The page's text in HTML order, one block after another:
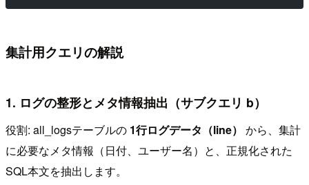
集計用クエリの解説
1. ログの整形とメタ情報抽出（サブクエリ b）
役割: all_logsテーブルの 1行ログデータ（line） から、集計
に必要なメタ情報（日付、ユーザー名）と、正規化された
SQL本文を抽出します。